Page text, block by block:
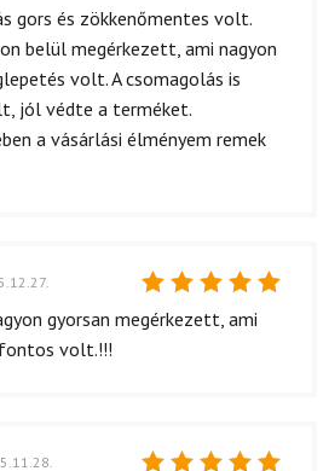
Értékelés:
gors és zökkenőmentes volt.
belül megérkezett, ami nagyon
volt. A csomagolás is
jól védte a terméket.
a vásárlási élményem remek
Értékelés:
5
gyorsan megérkezett, ami
volt.!!!